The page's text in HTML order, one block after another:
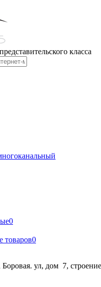
класса
0
товаров0
Боровая. ул, дом 7,